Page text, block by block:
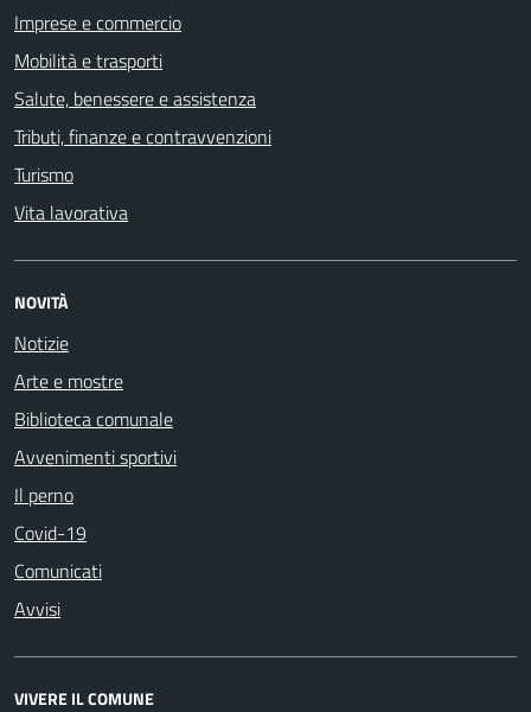
Imprese e commercio
Mobilità e trasporti
Salute, benessere e assistenza
Tributi, finanze e contravvenzioni
Turismo
Vita lavorativa
NOVITÀ
Notizie
Arte e mostre
Biblioteca comunale
Avvenimenti sportivi
Il perno
Covid-19
Comunicati
Avvisi
VIVERE IL COMUNE